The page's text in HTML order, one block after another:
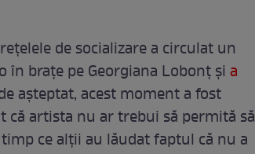
de socializare a circulat un
brațe pe Georgiana Lobonț și a
așteptat, acest moment a fost
că artista nu ar trebui să permită să
ce alții au lăudat faptul că nu a